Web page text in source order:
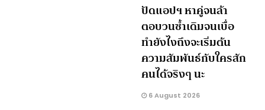
ปัดแอปฯ หาคู่จนล้า
ตอบวนซ้ำเดิมจนเบื่อ
ทำยังไงถึงจะเริ่มต้น
ความสัมพันธ์กับใครสัก
คนได้จริงๆ นะ
6 August 2026